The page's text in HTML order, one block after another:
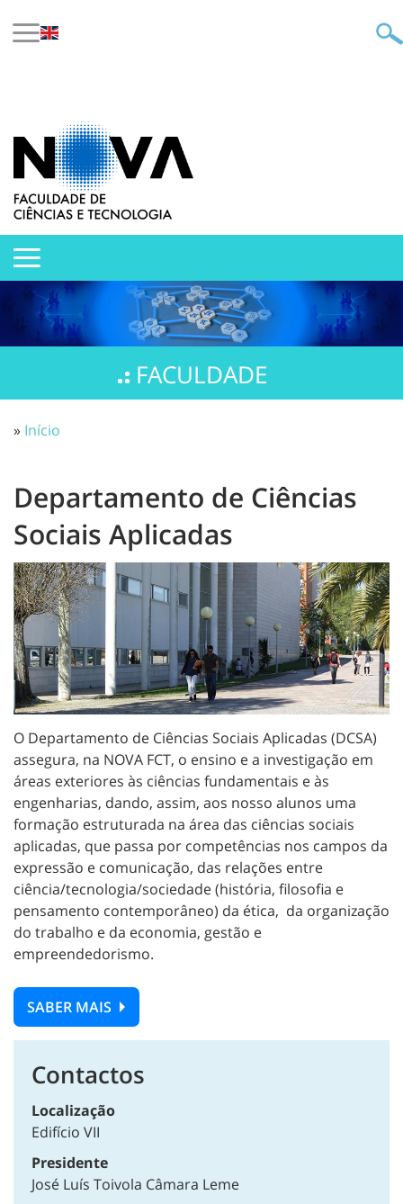
FACULDADE
» Início
Departamento de Ciências
Sociais Aplicadas
O Departamento de Ciências Sociais Aplicadas (DCSA)
assegura, na NOVA FCT, o ensino e a investigação em
áreas exteriores às ciências fundamentais e às
engenharias, dando, assim, aos nosso alunos uma
formação estruturada na área das ciências sociais
aplicadas, que passa por competências nos campos da
expressão e comunicação, das relações entre
ciência/tecnologia/sociedade (história, filosofia e
pensamento contemporâneo) da ética, da organização
do trabalho e da economia, gestão e
empreendedorismo.
SABER MAIS
Contactos
Localização
Edifício VII
Presidente
José Luís Toivola Câmara Leme